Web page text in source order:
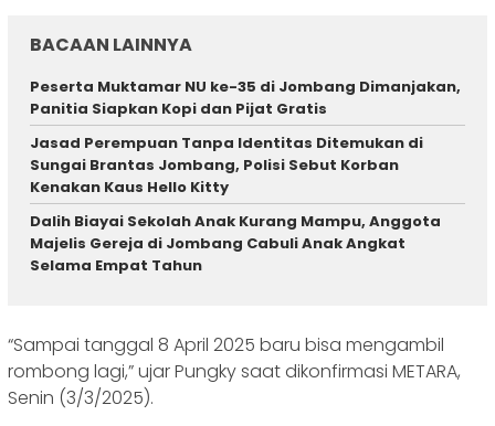
BACAAN LAINNYA
Peserta Muktamar NU ke-35 di Jombang Dimanjakan,
Panitia Siapkan Kopi dan Pijat Gratis
Jasad Perempuan Tanpa Identitas Ditemukan di
Sungai Brantas Jombang, Polisi Sebut Korban
Kenakan Kaus Hello Kitty
Dalih Biayai Sekolah Anak Kurang Mampu, Anggota
Majelis Gereja di Jombang Cabuli Anak Angkat
Selama Empat Tahun
“Sampai tanggal 8 April 2025 baru bisa mengambil
rombong lagi,” ujar Pungky saat dikonfirmasi METARA,
Senin (3/3/2025).